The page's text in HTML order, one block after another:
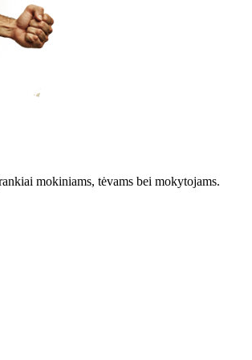
mokiniams, tėvams bei mokytojams.